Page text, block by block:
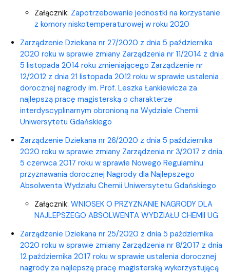
Załącznik: Zapotrzebowanie jednostki na korzystanie
z komory niskotemperaturowej w roku 2020
Zarządzenie Dziekana nr 27/2020 z dnia 5 października
2020 roku w sprawie zmiany Zarządzenia nr 11/2014 z dnia
5 listopada 2014 roku zmieniającego Zarządzenie nr
12/2012 z dnia 21 listopada 2012 roku w sprawie ustalenia
dorocznej nagrody im. Prof. Leszka Łankiewicza za
najlepszą pracę magisterską o charakterze
interdyscyplinarnym obronioną na Wydziale Chemii
Uniwersytetu Gdańskiego
Zarządzenie Dziekana nr 26/2020 z dnia 5 października
2020 roku w sprawie zmiany Zarządzenia nr 3/2017 z dnia
5 czerwca 2017 roku w sprawie Nowego Regulaminu
przyznawania dorocznej Nagrody dla Najlepszego
Absolwenta Wydziału Chemii Uniwersytetu Gdańskiego
​Załącznik: WNIOSEK O PRZYZNANIE NAGRODY DLA
NAJLEPSZEGO ABSOLWENTA WYDZIAŁU CHEMII UG
Zarządzenie Dziekana nr 25/2020 z dnia 5 października
2020 roku w sprawie zmiany Zarządzenia nr 8/2017 z dnia
12 października 2017 roku w sprawie ustalenia dorocznej
nagrody za najlepszą pracę magisterską wykorzystującą